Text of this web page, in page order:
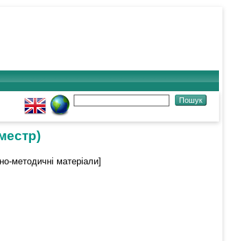
методичні матеріали]